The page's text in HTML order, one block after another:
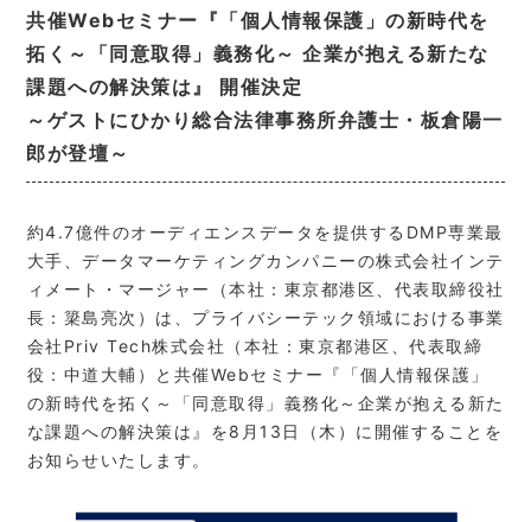
共催Webセミナー『「個人情報保護」の新時代を
拓く～「同意取得」義務化～ 企業が抱える新たな
課題への解決策は』 開催決定
～ゲストにひかり総合法律事務所弁護士・板倉陽一
郎が登壇～
約4.7億件のオーディエンスデータを提供するDMP専業最
大手、データマーケティングカンパニーの株式会社インテ
ィメート・マージャー（本社：東京都港区、代表取締役社
長：簗島亮次）は、プライバシーテック領域における事業
会社Priv Tech株式会社（本社：東京都港区、代表取締
役：中道大輔）と共催Webセミナー『「個人情報保護」
の新時代を拓く～「同意取得」義務化～企業が抱える新た
な課題への解決策は』を8月13日（木）に開催することを
お知らせいたします。